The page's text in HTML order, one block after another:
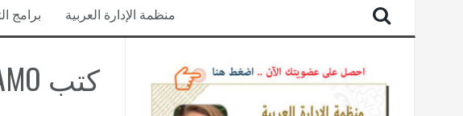
برامج منظمة الإدارة العربية
كتب AMO